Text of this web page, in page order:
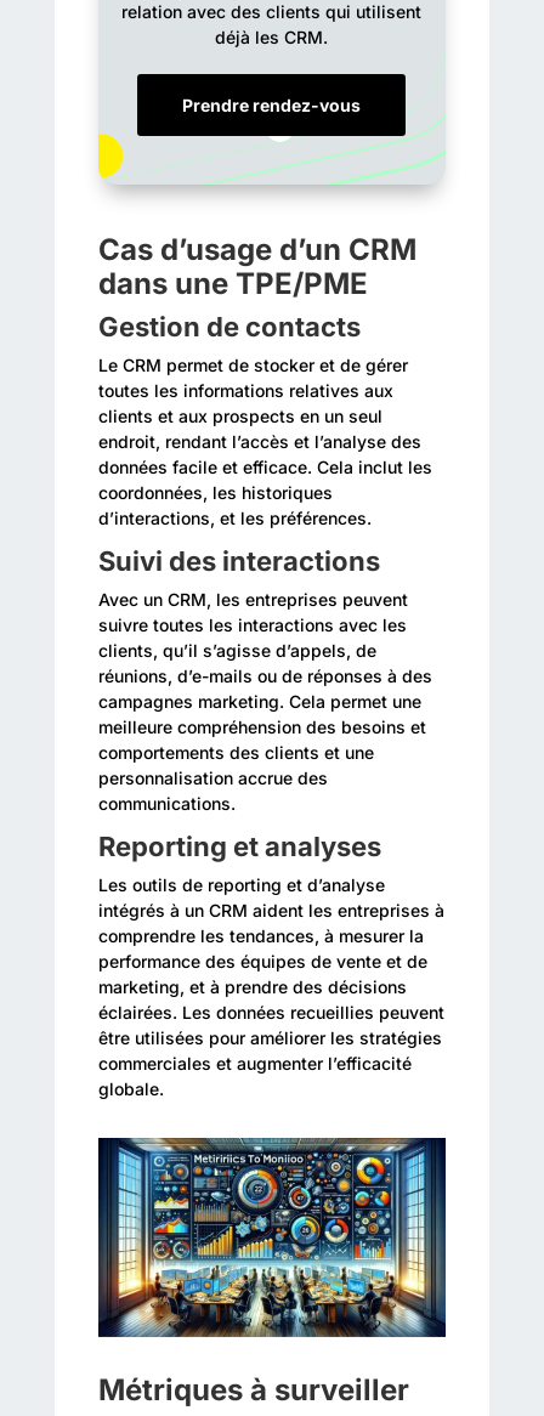
relation avec des clients qui utilisent
déjà les CRM.
Prendre rendez-vous
Cas d’usage d’un CRM
dans une TPE/PME
Gestion de contacts
Le CRM permet de stocker et de gérer
toutes les informations relatives aux
clients et aux prospects en un seul
endroit, rendant l’accès et l’analyse des
données facile et efficace. Cela inclut les
coordonnées, les historiques
d’interactions, et les préférences.
Suivi des interactions
Avec un CRM, les entreprises peuvent
suivre toutes les interactions avec les
clients, qu’il s’agisse d’appels, de
réunions, d’e-mails ou de réponses à des
campagnes marketing. Cela permet une
meilleure compréhension des besoins et
comportements des clients et une
personnalisation accrue des
communications.
Reporting et analyses
Les outils de reporting et d’analyse
intégrés à un CRM aident les entreprises à
comprendre les tendances, à mesurer la
performance des équipes de vente et de
marketing, et à prendre des décisions
éclairées. Les données recueillies peuvent
être utilisées pour améliorer les stratégies
commerciales et augmenter l’efficacité
globale.
Métriques à surveiller